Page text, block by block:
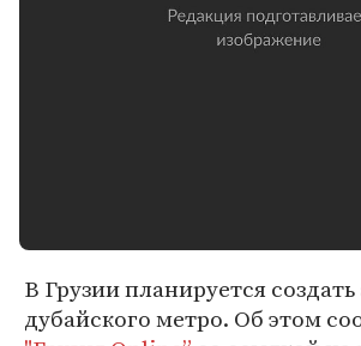
В Грузии планируется создать
дубайского метро. Об этом